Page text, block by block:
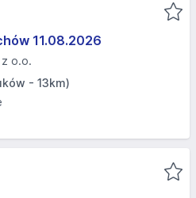
11.08.2026​
o.o.
- 13km)